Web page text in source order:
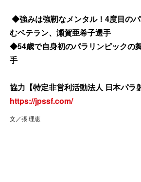
◆強みは強靭なメンタル！4度目の
むベテラン、瀬賀亜希子選手
◆54歳で自身初のパラリンピックの
手
協力【特定非営利活動法人 日本パラ
https://jpssf.com/
文／張 理恵